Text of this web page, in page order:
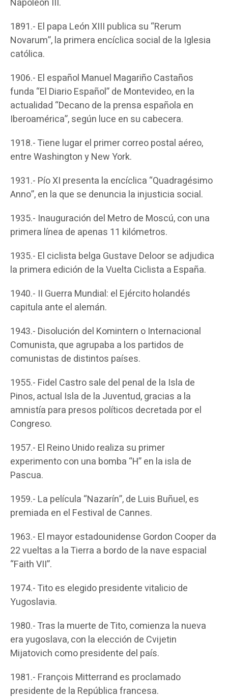
1891.- El papa León XIII publica su “Rerum
Novarum”, la primera encíclica social de la Iglesia
católica.
1906.- El español Manuel Magariño Castaños
funda “El Diario Español” de Montevideo, en la
actualidad “Decano de la prensa española en
Iberoamérica”, según luce en su cabecera.
1918.- Tiene lugar el primer correo postal aéreo,
entre Washington y New York.
1931.- Pío XI presenta la encíclica “Quadragésimo
Anno”, en la que se denuncia la injusticia social.
1935.- Inauguración del Metro de Moscú, con una
primera línea de apenas 11 kilómetros.
1935.- El ciclista belga Gustave Deloor se adjudica
la primera edición de la Vuelta Ciclista a España.
1940.- II Guerra Mundial: el Ejército holandés
capitula ante el alemán.
1943.- Disolución del Komintern o Internacional
Comunista, que agrupaba a los partidos de
comunistas de distintos países.
1955.- Fidel Castro sale del penal de la Isla de
Pinos, actual Isla de la Juventud, gracias a la
amnistía para presos políticos decretada por el
Congreso.
1957.- El Reino Unido realiza su primer
experimento con una bomba “H” en la isla de
Pascua.
1959.- La película “Nazarín”, de Luis Buñuel, es
premiada en el Festival de Cannes.
1963.- El mayor estadounidense Gordon Cooper da
22 vueltas a la Tierra a bordo de la nave espacial
“Faith VII”.
1974.- Tito es elegido presidente vitalicio de
Yugoslavia.
1980.- Tras la muerte de Tito, comienza la nueva
era yugoslava, con la elección de Cvijetin
Mijatovich como presidente del país.
1981.- François Mitterrand es proclamado
presidente de la República francesa.